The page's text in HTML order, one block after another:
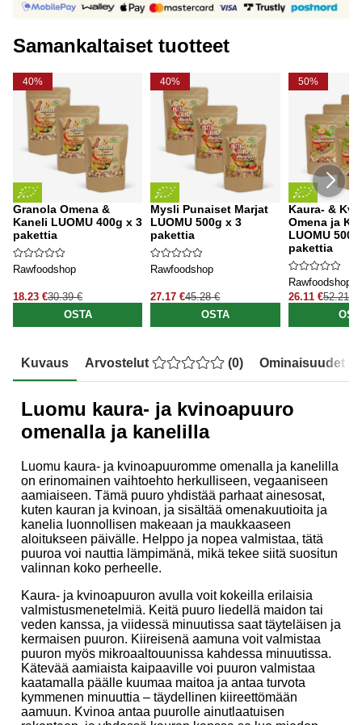
Samankaltaiset tuotteet
40%
Granola Omena &
Kaneli LUOMU 400g x 3
pakettia
Rawfoodshop
18.23 €30.39 €
OSTA
40%
Mysli Punaiset Marjat
LUOMU 500g x 3
pakettia
Rawfoodshop
27.17 €45.28 €
OSTA
50%
Kaura- &
Omena ja
LUOMU
pakettia
Rawfoodshop
26.11 €52.21 €
Kuvaus Arvostelut (0) Ominaisuudet
Luomu kaura- ja kvinoapuuro
omenalla ja kanelilla
Luomu kaura- ja kvinoapuuromme omenalla ja kanelilla
on erinomainen vaihtoehto herkulliseen, vegaaniseen
aamiaiseen. Tämä puuro yhdistää parhaat ainesosat,
kuten kauran ja kvinoan, ja sisältää omenakuutioita ja
kanelia luonnollisen makeaan ja maukkaaseen
aloitukseen päivälle. Helppo ja nopea valmistaa, tätä
puuroa voi nauttia lämpimänä, mikä tekee siitä suositun
valinnan koko perheelle.
Kaura- ja kvinoapuuron avulla voit kokeilla erilaisia
valmistusmenetelmiä. Keitä puuro liedellä maidon tai
veden kanssa, ja viidessä minuutissa saat täyteläisen ja
kermaisen puuron. Kiireisenä aamuna voit valmistaa
puuron myös mikroaaltouunissa kahdessa minuutissa.
Kätevää aamiaista kaipaaville voi puuron valmistaa
kaatamalla päälle kuumaa maitoa ja antaa turvota
kymmenen minuuttia – täydellinen kiireettömään
aamuun. Kvinoa antaa puurolle ainutlaatuisen